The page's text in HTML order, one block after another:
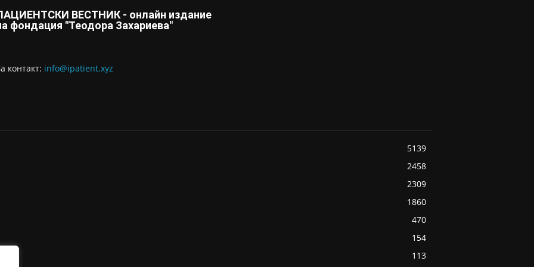
ВЕСТНИК - онлайн издание
фондация "Теодора Захариева"
контaкт: info@ipatient.xyz
5139
2458
2309
1860
470
154
113